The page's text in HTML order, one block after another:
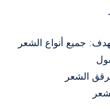
جميع أنواع الشعر
الشعر